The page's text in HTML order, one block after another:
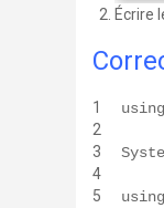
Écrire
1
2
3
4
5
using
using